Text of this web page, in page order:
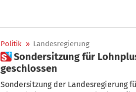
Politik » Landesregierung
 Sondersitzung für Lohnplus der Staatslehrer: Teilvertrag
geschlossen
Sondersitzung der Landesregierung